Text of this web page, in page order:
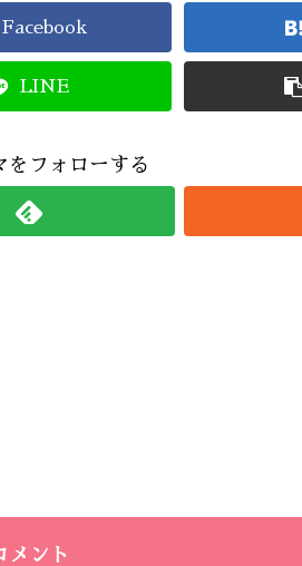
Facebook
LINE
をフォローする
メント